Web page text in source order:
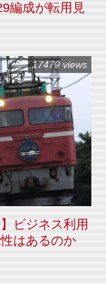
編成が転用見
ビジネス利用
はあるのか
17479 views